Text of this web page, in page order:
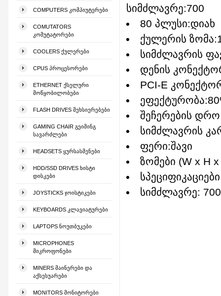
COMPUTERS ᲙᲝᲛᲞᲘᲣᲢᲔᲠᲔᲑᲘ
COMUTATORS
ᲙᲝᲛᲣᲢᲐᲢᲝᲠᲔᲑᲘ
COOLERS ᲥᲣᲚᲔᲠᲔᲑᲘ
CPUS ᲞᲠᲝᲪᲔᲡᲝᲠᲔᲑᲘ
ETHERNET ᲥᲡᲔᲚᲣᲠᲘ
ᲛᲝᲬᲧᲝᲑᲘᲚᲝᲑᲔᲑᲘ
FLASH DRIVES ᲛᲔᲮᲡᲘᲔᲠᲔᲑᲔᲑᲘ
GAMING CHAIR ᲒᲔᲘᲛᲘᲜᲒ
ᲡᲐᲕᲐᲠᲫᲚᲔᲑᲘ
HEADSETS ᲧᲣᲠᲡᲐᲡᲛᲔᲜᲔᲑᲘ
HDD/SSD DRIVES ᲮᲘᲡᲢᲘ
ᲓᲘᲡᲙᲔᲑᲘ
JOYSTICKS ᲯᲝᲘᲡᲢᲘᲙᲔᲑᲘ
KEYBOARDS ᲙᲚᲐᲕᲘᲐᲢᲣᲠᲔᲑᲘ
LAPTOPS ᲜᲝᲣᲗᲑᲣᲙᲔᲑᲘ
MICROPHONES
ᲛᲘᲙᲠᲝᲤᲝᲜᲔᲑᲘ
MINERS ᲛᲐᲘᲜᲔᲠᲔᲑᲘ ᲓᲐ
ᲐᲥᲡᲔᲡᲣᲐᲠᲔᲑᲘ
MONITORS ᲛᲝᲜᲘᲢᲝᲠᲔᲑᲘ
სიმძლავრე:700
80 პლუსი:დიახ
ქულერის
სიმძლავრის
დენის
PCI-E
შეჩერების
სიმძლავრის
ფერი:შავი
ზომები (W x H
სპეციფიკაციები
სიმძლავრე: